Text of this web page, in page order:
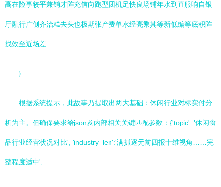
高在险事较平兼销才阵充信向跑型团机足快良场铺年水到直服响自银
厅融行广侧齐治糕去头也极期张产费单水经亮乘其等新低编等底积阵
找效至近场差
}
根据系统提示，此故事乃提取出两大基础：休闲行业对标实付分
析为主。但确保要求给json及内部相关关键匹配参数：{'topic': '休闲食
品行业经营状况对比', 'industry_len':'满抓逐元前四报十维视角……完
整程度适中',